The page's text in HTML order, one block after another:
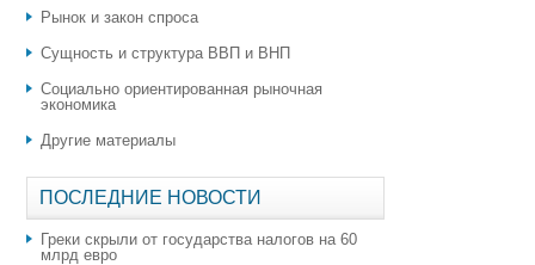
Рынок и закон спроса
Сущность и структура ВВП и ВНП
Социально ориентированная рыночная
экономика
Другие материалы
ПОСЛЕДНИЕ НОВОСТИ
Греки скрыли от государства налогов на 60
млрд евро